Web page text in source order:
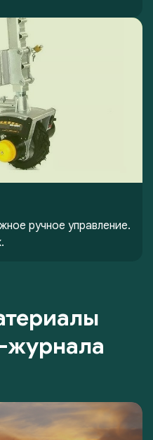
ручное управление.
журнала